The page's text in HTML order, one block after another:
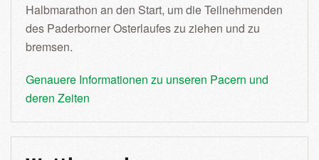
Halbmarathon an den Start, um die Teilnehmenden
des Paderborner Osterlaufes zu ziehen und zu
bremsen.
Genauere Informationen zu unseren Pacern und
deren Zeiten